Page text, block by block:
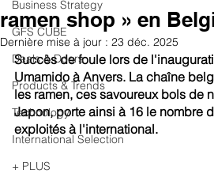
Business Strategy
GFS CUBE
Deals & Doors
Products & Trends
Technology
International Selection
+ PLUS
ramen shop » en
Dernière mise à jour : 23 déc. 2025
Succès de foule lors de
Umamido à Anvers. La chaîne
les ramen, ces savoureux bols de
Japon, porte ainsi à 16 le nombre
exploités à l'international.